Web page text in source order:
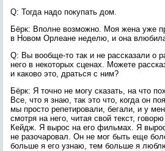
Q: Тогда надо покупать дом.
Бёрк: Вполне возможно. Моя жена уже
в Новом Орлеане неделю, и она
Q: Вы вообще-то так и не рассказали о
него в некоторых сценах. Можете
и каково это, драться с ним?
Бёрк: Я точно не могу сказать, на что
Все, что я знаю, так это что, когда он
мы просто репетировали, бегали, и у
смотря на него, читая свой текст,
Кейдж. Я вырос на его фильмах. Я
не разочаровал. Он не мог быть еще
больше я его узнаю, тем больше я